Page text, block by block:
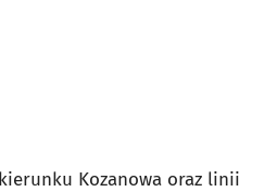
Kozanowa oraz linii